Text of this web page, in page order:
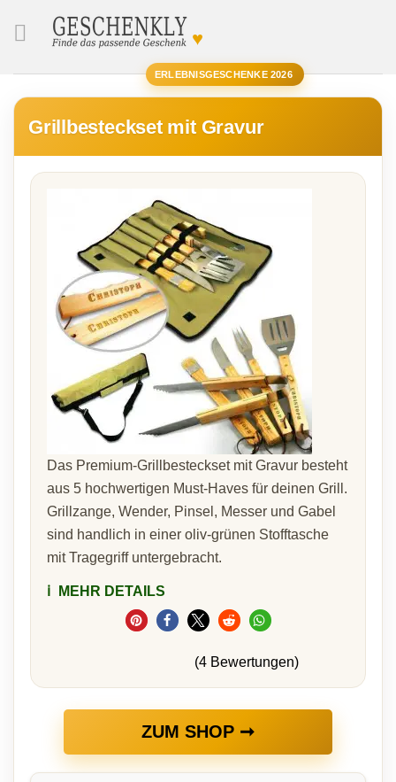
ERLEBNISGESCHENKE 2026
♥
Grillbesteckset mit Gravur
Das Premium-Grillbesteckset mit Gravur besteht
aus 5 hochwertigen Must-Haves für deinen Grill.
Grillzange, Wender, Pinsel, Messer und Gabel
sind handlich in einer oliv-grünen Stofftasche
mit Tragegriff untergebracht.
ℹ️ MEHR DETAILS
(4 Bewertungen)
ZUM SHOP ➞